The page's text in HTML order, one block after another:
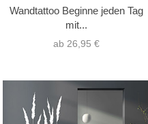
Wandtattoo Beginne jeden Tag
mit...
ab 26,95 €